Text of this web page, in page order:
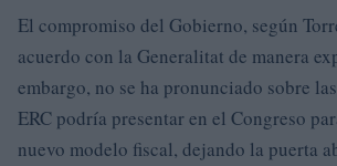
El compromiso del Gobierno, según
acuerdo con la Generalitat de manera
embargo, no se ha pronunciado sobre
ERC podría presentar en el Congreso
nuevo modelo fiscal, dejando la puerta